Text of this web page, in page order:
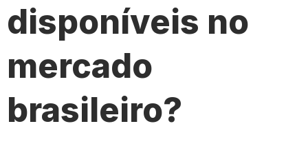
disponíveis no
mercado
brasileiro?